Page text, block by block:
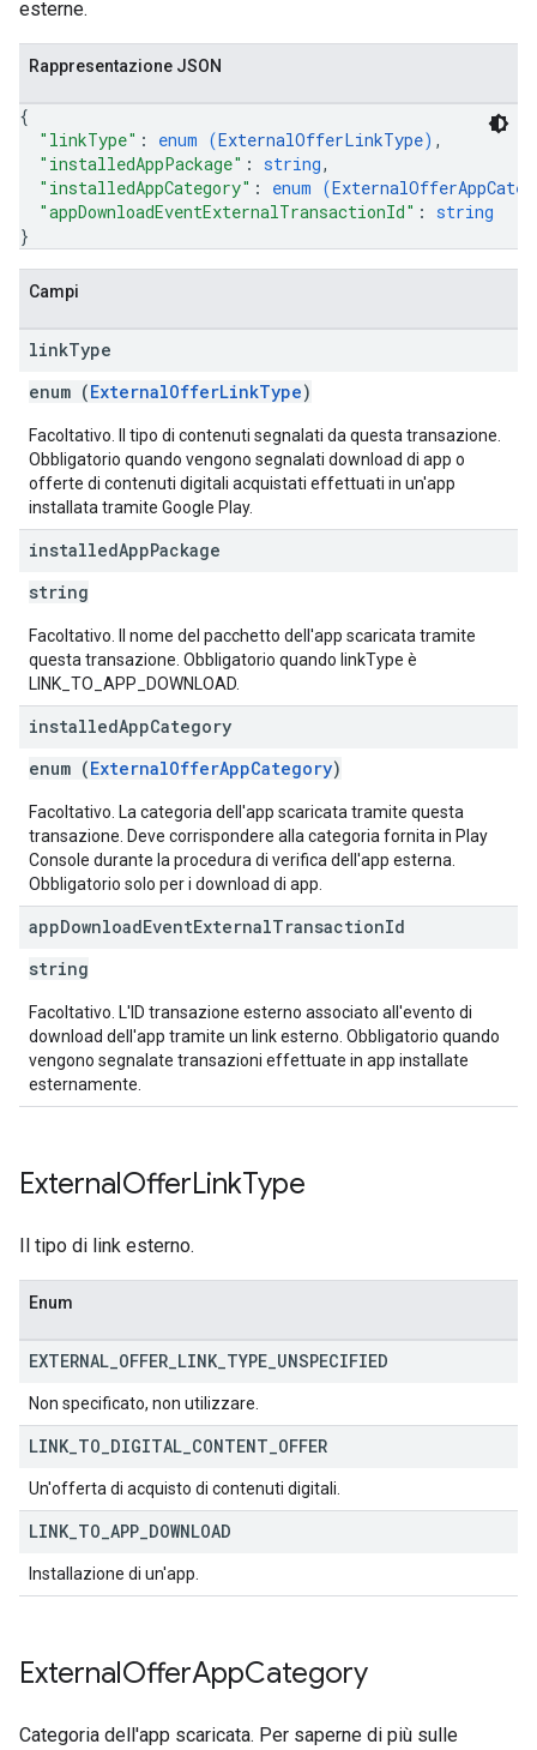
esterne.
Rappresentazione JSON
{
"linkType" : enum (ExternalOfferLinkType) ,
"installedAppPackage" : string,
"installedAppCategory" : enum (
"appDownloadEventExternalTransactionId" : string
}
Campi
linkType
enum (ExternalOfferLinkType)
Facoltativo. Il tipo di contenuti segnalati da questa transazione.
Obbligatorio quando vengono segnalati download di app o
offerte di contenuti digitali acquistati effettuati in un'app
installata tramite Google Play.
installedAppPackage
string
Facoltativo. Il nome del pacchetto dell'app scaricata tramite
questa transazione. Obbligatorio quando linkType è
LINK_TO_APP_DOWNLOAD.
installedAppCategory
enum (ExternalOfferAppCategory)
Facoltativo. La categoria dell'app scaricata tramite questa
transazione. Deve corrispondere alla categoria fornita in Play
Console durante la procedura di verifica dell'app esterna.
Obbligatorio solo per i download di app.
appDownloadEventExternalTransactionId
string
Facoltativo. L'ID transazione esterno associato all'evento di
download dell'app tramite un link esterno. Obbligatorio quando
vengono segnalate transazioni effettuate in app installate
esternamente.
ExternalOfferLinkType
Il tipo di link esterno.
Enum
EXTERNAL OFFER LINK TYPE UNSPECIFIED
Non specificato, non utilizzare.
LINK TO DIGITAL CONTENT OFFER
Un'offerta di acquisto di contenuti digitali.
LINK TO APP DOWNLOAD
Installazione di un'app.
ExternalOfferAppCategory
Categoria dell'app scaricata. Per saperne di più sulle